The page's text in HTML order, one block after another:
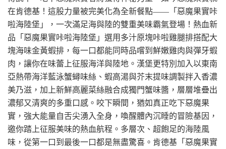
在肯德基！這股力量被完美化為全新餐點——「惡魔果實咔
啦海陸堡」，一次滿足海與陸的雙重美味霸氣登場！熱血新
品「惡魔果實咔啦海陸堡」選用多汁原塊咔啦雞腿排搭配大
塊海味金黃蝦排，每一口都能同時品嚐到鮮嫩雞肉與彈牙蝦
肉，讓你在味蕾上征服海洋與陸地。漢堡更特別加入以東南
亞熱帶海洋藍泳蟹蟳味絲、蝦高湯與芥末提味調製拌入香濃
美乃滋，加上新鮮高麗菜絲融合成獨門蟹味醬，層層堆疊出
濃郁又清爽的多重口感。咬下瞬間，猶如真正吃下惡魔果
實，強大能量自舌尖湧入全身，喚醒體內沉睡的冒險基因，
邀你踏上征服美味的熱血航程。多層次、超飽足的海陸風
味，從第一口到最後一口都是無盡驚喜。肯德基「惡魔果實